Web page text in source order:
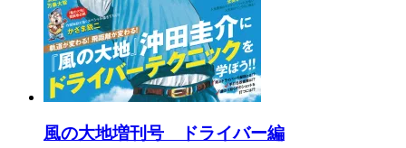
風の大地増刊号 ドライバー編